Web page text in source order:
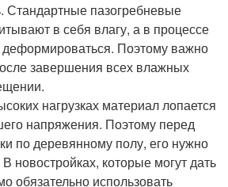
Стандартные пазогребневые
в себя влагу, а в процессе
Поэтому важно
завершения всех влажных
нагрузках материал лопается
напряжения. Поэтому перед
по деревянному полу, его нужно
новостройках, которые могут дать
обязательно использовать